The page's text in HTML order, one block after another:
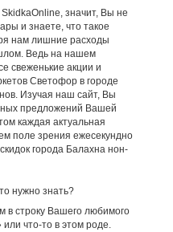
значит, Вы не
и знаете, что такое
нам лишние расходы
Ведь на нашем
свеженькие акции и
Светофор в городе
Изучая наш сайт, Вы
предложений Вашей
каждая актуальная
поле зрения ежесекундно
города Балахна нон-
нужно знать?
в строку Вашего любимого
или что-то в этом роде.